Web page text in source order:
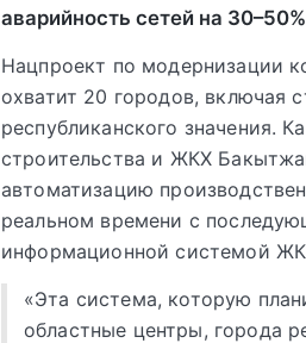
аварийность сетей на
Нацпроект по модернизации
охватит 20 городов, включая
республиканского значения.
строительства и ЖКХ
автоматизацию
реальном времени с
информационной системой
«Эта система, которую
областные центры, города